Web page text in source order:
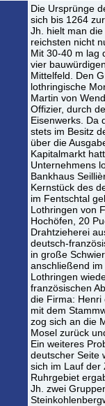
Die Ursprünge
sich bis 1264
Jh. hielt man
reichsten nicht
Mit 30-40 m lag
vier
Mittelfeld. Den
lothringische
Martin von
Offizier, durch
Eisenwerks. Da
stets im Besitz
über die
Kapitalmarkt
Unternehmens
Bankhaus
Kernstück des
im Fentschtal
Lothringen von
Hochöfen, 20
Drahtzieherei
deutsch-
in große
anschließend
Lothringen
französischen
die Firma: Henri
mit dem
zog sich an die
Mosel zurück
Ein weiteres
deutscher Seite
sich im Lauf der
Ruhrgebiet
Jh. zwei